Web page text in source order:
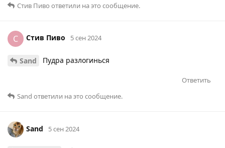
Стив Пиво ответили на это сообщение.
С Стив Пиво 5 сен 2024
Sаnd Пудра разлогинься
Ответить
Sаnd ответили на это сообщение.
Sаnd 5 сен 2024